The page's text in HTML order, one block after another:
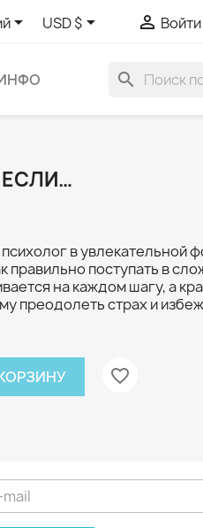
 USD $  Войти
search
в увлекательной
правильно поступать в
на каждом шагу, а
преодолеть страх и
favorite_border